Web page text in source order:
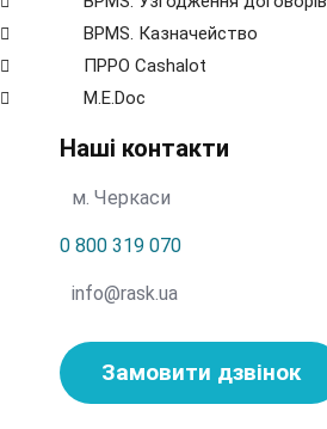
BPМS. Казначейство
ПРРО Cashalot
M.E.Doc
Наші контакти
м. Черкаси
0 800 319 070
info@rask.ua
Замовити дзвінок